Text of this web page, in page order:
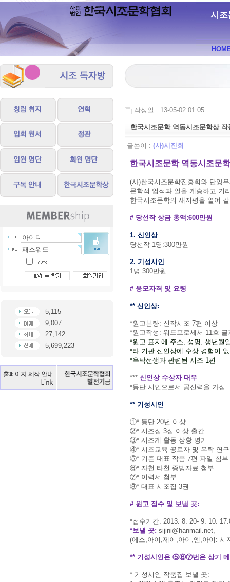
시조
5,115
9,007
27,142
5,699,223
작성일 : 13-05-02 01:05
한국시조문학 역동시조문학상 작
글쓴이 : (사)시진회
한국시조문학 역동시조문
(사)한국시조문학진흥회와 단양
문학적 업적과 얼을 계승하고 기
한국시조문학의 새지평을 열어
# 당선작 상금 총액:600만원
1. 신인상
당선작 1명:300만원
2. 기성시인
1명 300만원
# 응모자격 및 요령
** 신인상:
*원고분량: 신작시조 7편 이상
*원고작성: 워드프로세서 11호
*원고 표지에 주소, 성명, 생년월
*타 기관 신인상에 수상 경험이
*우탁선생과 관련된 시조 1편
*** 신인상 수상자 대우
*등단 시인으로서 공신력을 가
** 기성시인
①* 등단 20년 이상
②* 시조집 3집 이상 출간
③* 시조계 활동 상황 명기
④* 시조교육 공로자 및 우탁 연
⑤* 기존 대표 작품 7편 파일 첨부
⑥* 자천 타천 증빙자료 첨부
⑦* 이력서 첨부
⑧* 대표 시조집 3권
# 원고 접수 및 보낼 곳:
*접수기간: 2013. 8. 20- 9. 10.
*보낼 곳: sijini@hanmail.net,
(에스,아이,제이,아이,엔,아이: 시
** 기성시인은 ⑤⑥⑦번은 상기 메
* 기성시인 작품집 보낼 곳: